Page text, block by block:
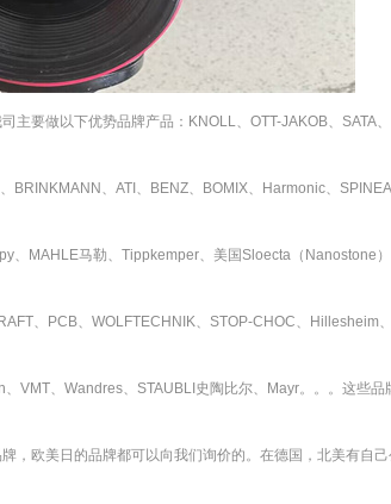
主要做以下优势品牌产品：KNOLL、OTT-JAKOB、SATA
BRINKMANN、ATI、BENZ、BOMIX、Harmonic、
、MAHLE马勒、Tippkemper、美国Sloecta（Nanostone）
、PCB、WOLFTECHNIK、STOP-CHOC、Hillesheim
VMT、Wandres、STAUBLI史陶比尔、Mayr。。。这些
，欧美日的品牌都可以向我们询价的。在德国，北美有自